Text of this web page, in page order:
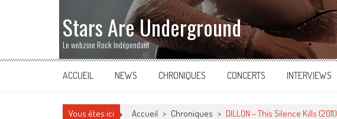
Stars Are Underground
Le webzine Rock Indépendant
ACCUEIL NEWS CHRONIQUES CONCERTS INTERVIEWS
Vous êtes ici Accueil > Chroniques > DILLON – This Silence Kills (2011)